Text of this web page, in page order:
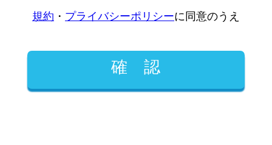
規約 ・ プライバシーポリシーに同意のうえ